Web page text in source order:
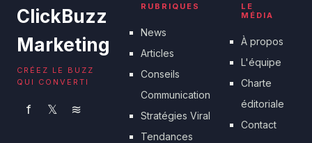
ClickBuzz
Marketing
CRÉEZ LE BUZZ
QUI CONVERTI
f 𝕏 ≋
RUBRIQUES
News
Articles
Conseils
Communication
Stratégies Viral
Tendances
LE
MÉDIA
À propos
L'équipe
Charte
éditoriale
Contact